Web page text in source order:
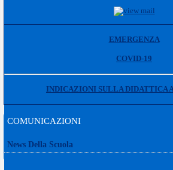
EMERGENZA
COVID-19
INDICAZIONI SULLA DIDATTICA
COMUNICAZIONI
News Della Scuola